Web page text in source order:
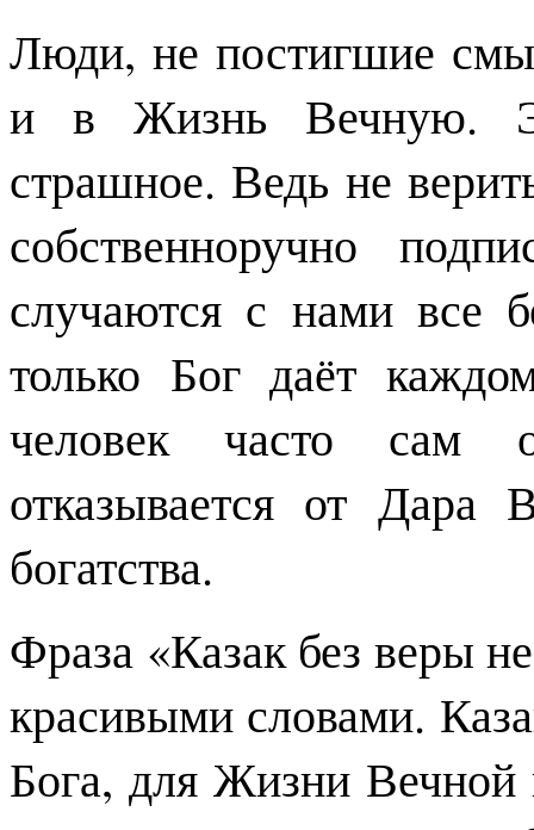
Люди, не постигшие
и в Жизнь Вечную.
страшное. Ведь не
собственноручно
случаются с нами все
только Бог даёт
человек часто сам
отказывается от Дара
богатства.
Фраза «Казак без веры
красивыми словами.
Бога, для Жизни Вечной